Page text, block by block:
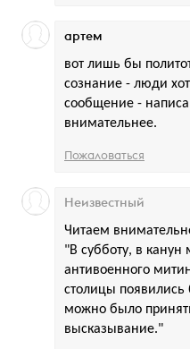
вот лишь бы
сознание - люди
сообщение -
внимательнее.
артем
Пожаловаться
Читаем
"В субботу, в канун
антивоенного
столицы появились
можно было
высказывание."
Неизвестный